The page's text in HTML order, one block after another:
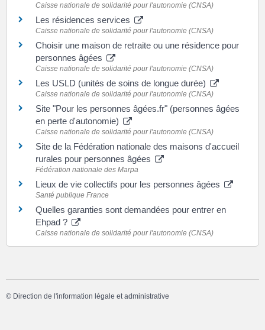
Caisse nationale de solidarité pour l'autonomie (CNSA)
Les résidences services
Caisse nationale de solidarité pour l'autonomie (CNSA)
Choisir une maison de retraite ou une résidence pour
personnes âgées
Caisse nationale de solidarité pour l'autonomie (CNSA)
Les USLD (unités de soins de longue durée)
Caisse nationale de solidarité pour l'autonomie (CNSA)
Site "Pour les personnes âgées.fr" (personnes âgées
en perte d'autonomie)
Caisse nationale de solidarité pour l'autonomie (CNSA)
Site de la Fédération nationale des maisons d'accueil
rurales pour personnes âgées
Fédération nationale des Marpa
Lieux de vie collectifs pour les personnes âgées
Santé publique France
Quelles garanties sont demandées pour entrer en
Ehpad ?
Caisse nationale de solidarité pour l'autonomie (CNSA)
© Direction de l'information légale et administrative